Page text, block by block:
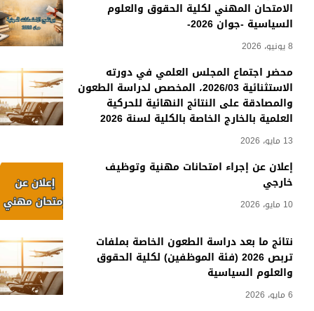
الامتحان المهني لكلية الحقوق والعلوم
السياسية -جوان 2026-
8 يونيو، 2026
محضر اجتماع المجلس العلمي في دورته
الاستثنائية 2026/03، المخصص لدراسة الطعون
والمصادقة على النتائج النهائية للحركية
العلمية بالخارج الخاصة بالكلية لسنة 2026
13 مايو، 2026
إعلان عن إجراء امتحانات مهنية وتوظيف
خارجي
10 مايو، 2026
نتائج ما بعد دراسة الطعون الخاصة بملفات
تربص 2026 (فئة الموظفين) لكلية الحقوق
والعلوم السياسية
6 مايو، 2026